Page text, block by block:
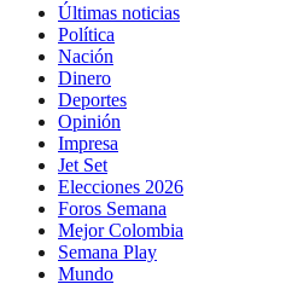
Últimas noticias
Política
Nación
Dinero
Deportes
Opinión
Impresa
Jet Set
Elecciones 2026
Foros Semana
Mejor Colombia
Semana Play
Mundo